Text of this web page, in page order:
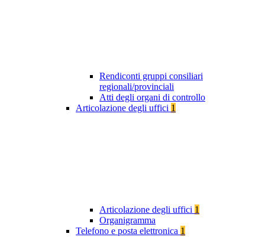
Rendiconti gruppi consiliari
regionali/provinciali
Atti degli organi di controllo
Articolazione degli uffici 1
Articolazione degli uffici 1
Organigramma
Telefono e posta elettronica 1